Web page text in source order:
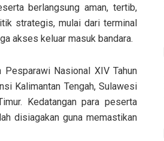
berlangsung aman, tertib,
strategis, mulai dari terminal
akses keluar masuk bandara.
Pesparawi Nasional XIV Tahun
Kalimantan Tengah, Sulawesi
Kedatangan para peserta
disiagakan guna memastikan